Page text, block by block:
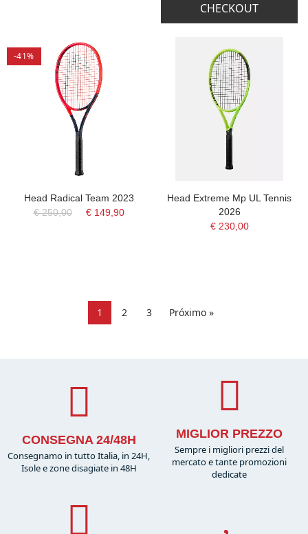
CHECKOUT
-41%
Head Radical Team 2023
€ 250,00
€ 149,90
Head Extreme Mp UL Tennis
2026
€ 230,00
1 2 3 Próximo »
CONSEGNA 24/48H
Consegnamo in tutto Italia, in 24H,
Isole e zone disagiate in 48H
MIGLIOR PREZZO
Sempre i migliori prezzi del
mercato e tante promozioni
dedicate